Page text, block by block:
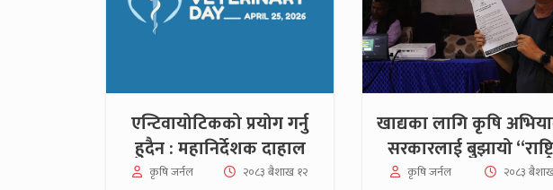
एन्टिवायोटिकको प्रयोग गर्नु
हुदैन : महानिर्देशक दाहाल
कृषि जर्नल २०८३ बैशाख १२
खाद्यका लागि कृषि
सरकारलाई बुझायो
प्रतिवद्धता पत्र’’
कृषि जर्नल २०८३